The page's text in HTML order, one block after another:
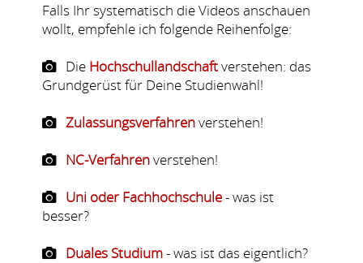
Falls Ihr systematisch die Videos anschauen
wollt, empfehle ich folgende Reihenfolge:
Die Hochschullandschaftverstehen: das
Grundgerüst für Deine Studienwahl!
Zulassungsverfahrenverstehen!
NC-Verfahrenverstehen!
Uni oder Fachhochschule- was ist
besser?
Duales Studium- was ist das eigentlich?